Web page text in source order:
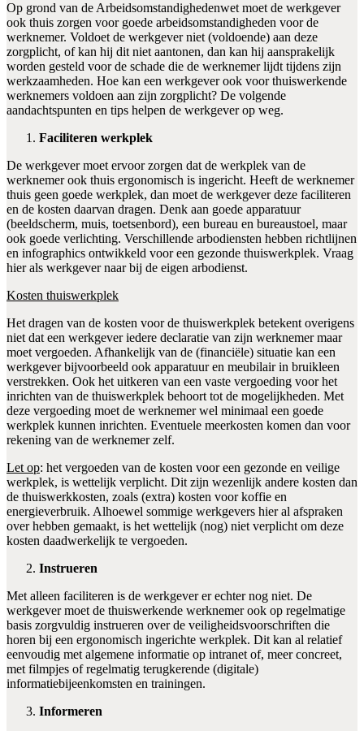
Op grond van de Arbeidsomstandighedenwet moet de werkgever
ook thuis zorgen voor goede arbeidsomstandigheden voor de
werknemer. Voldoet de werkgever niet (voldoende) aan deze
zorgplicht, of kan hij dit niet aantonen, dan kan hij aansprakelijk
worden gesteld voor de schade die de werknemer lijdt tijdens zijn
werkzaamheden. Hoe kan een werkgever ook voor thuiswerkende
werknemers voldoen aan zijn zorgplicht? De volgende
aandachtspunten en tips helpen de werkgever op weg.
Faciliteren werkplek
De werkgever moet ervoor zorgen dat de werkplek van de
werknemer ook thuis ergonomisch is ingericht. Heeft de werknemer
thuis geen goede werkplek, dan moet de werkgever deze faciliteren
en de kosten daarvan dragen. Denk aan goede apparatuur
(beeldscherm, muis, toetsenbord), een bureau en bureaustoel, maar
ook goede verlichting. Verschillende arbodiensten hebben richtlijnen
en infographics ontwikkeld voor een gezonde thuiswerkplek. Vraag
hier als werkgever naar bij de eigen arbodienst.
Kosten thuiswerkplek
Het dragen van de kosten voor de thuiswerkplek betekent overigens
niet dat een werkgever iedere declaratie van zijn werknemer maar
moet vergoeden. Afhankelijk van de (financiële) situatie kan een
werkgever bijvoorbeeld ook apparatuur en meubilair in bruikleen
verstrekken. Ook het uitkeren van een vaste vergoeding voor het
inrichten van de thuiswerkplek behoort tot de mogelijkheden. Met
deze vergoeding moet de werknemer wel minimaal een goede
werkplek kunnen inrichten. Eventuele meerkosten komen dan voor
rekening van de werknemer zelf.
Let op: het vergoeden van de kosten voor een gezonde en veilige
werkplek, is wettelijk verplicht. Dit zijn wezenlijk andere kosten dan
de thuiswerkkosten, zoals (extra) kosten voor koffie en
energieverbruik. Alhoewel sommige werkgevers hier al afspraken
over hebben gemaakt, is het wettelijk (nog) niet verplicht om deze
kosten daadwerkelijk te vergoeden.
Instrueren
Met alleen faciliteren is de werkgever er echter nog niet. De
werkgever moet de thuiswerkende werknemer ook op regelmatige
basis zorgvuldig instrueren over de veiligheidsvoorschriften die
horen bij een ergonomisch ingerichte werkplek. Dit kan al relatief
eenvoudig met algemene informatie op intranet of, meer concreet,
met filmpjes of regelmatig terugkerende (digitale)
informatiebijeenkomsten en trainingen.
Informeren